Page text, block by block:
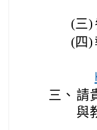
(三)
(四)
三、 請
與